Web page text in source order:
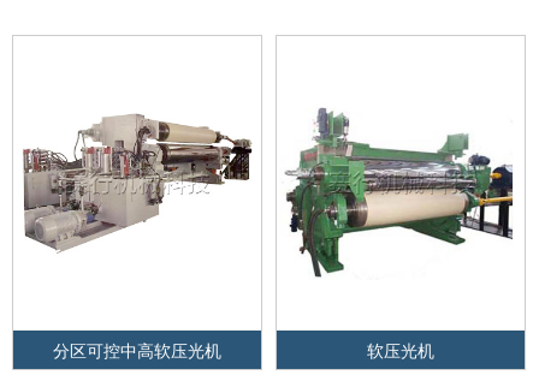
分区可控中高软压光机 软压光机